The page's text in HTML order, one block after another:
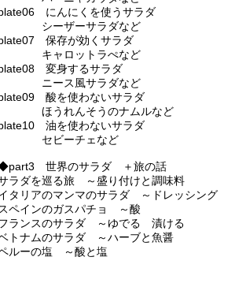
にんにくを使うサラダ
シーザーサラダなど
保存が効くサラダ
キャロットラぺなど
変身するサラダ
ニース風サラダなど
酸を使わないサラダ
ほうれんそうのナムルなど
油を使わないサラダ
セビーチェなど
世界のサラダ ＋旅の話
ラダを巡る旅 ～盛り付けと調味料
タリアのマンマのサラダ ～ドレッシング
スペインのガスパチョ ～酸
ランスのサラダ ～ゆでる 漬ける
トナムのサラダ ～ハーブと魚醤
ルーの塩 ～酸と塩